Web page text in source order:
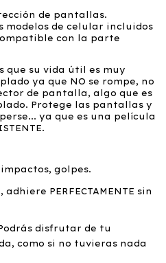
de pantallas.
modelos de celular incluidos
con la parte
que su vida útil es muy
ya que NO se rompe, no
de pantalla, algo que es
Protege las pantallas y
ya que es una película
golpes.
PERFECTAMENTE sin
disfrutar de tu
como si no tuvieras nada